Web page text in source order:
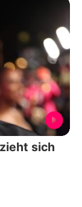
sich